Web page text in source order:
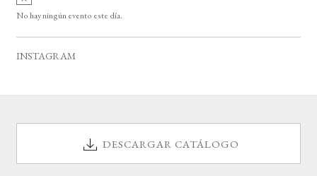
o
v
i
No hay ningún evento este día.
INSTAGRAM
DESCARGAR CATÁLOGO